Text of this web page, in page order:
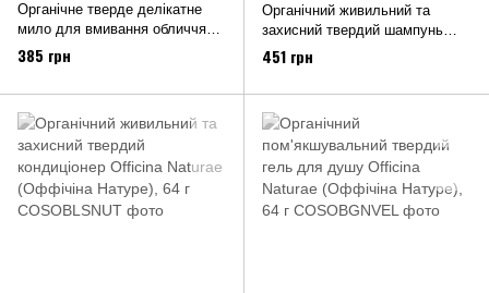
Органічне тверде делікатне
мило для вмивання обличчя
Officina Naturae (Оффічіна
Натуре), 50 г
385 грн
Органічний живильний та
захисний твердий шампунь
Officina Naturae (Оффічіна
Натуре), 64 г
451 грн